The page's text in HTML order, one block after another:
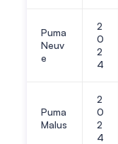
Puma
Neuv
e
2
0
2
4
Puma
Malus
2
0
2
4